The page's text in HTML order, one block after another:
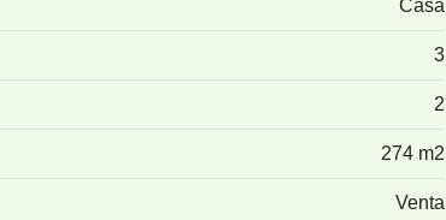
Casa
3
2
274 m2
Venta